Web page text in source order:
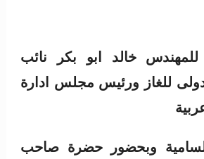
خالد ابو بكر نائب
للغاز ورئيس مجلس ادارة
وبحضور حضرة صاحب